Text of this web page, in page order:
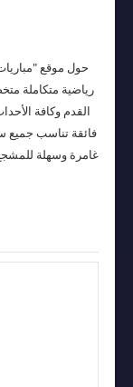
حول موقع
رياضية متكاملة
فائقة تناسب جميع
غامرة وسهلة للمشجع